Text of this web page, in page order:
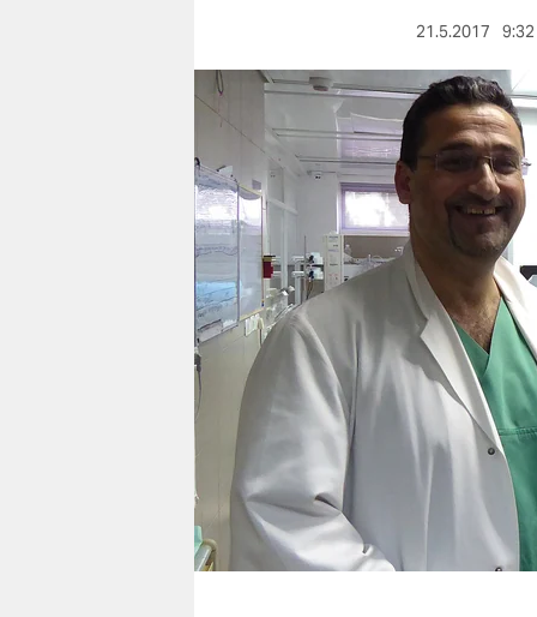
berlin
nord
wahrheit
verlag
verlag
veranstaltungen
shop
fragen & hilfe
unterstützen
genossenschaft
21.5.2017